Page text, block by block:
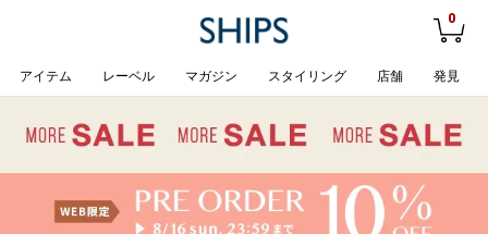
0
アイテム レーベル マガジン スタイリング 店舗 発見